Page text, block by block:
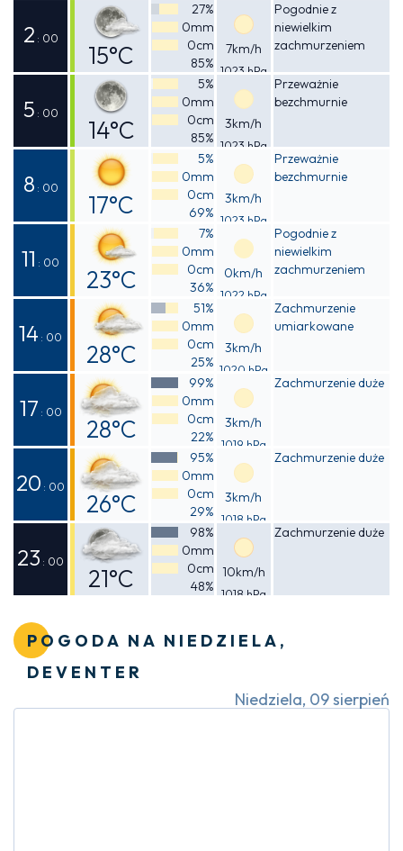
2 : 00
15°C
Odczuwalna
15°C
27%
0mm
0cm
85%
7km/h
1023 hPa
Pogodnie z
niewielkim
zachmurzeniem
5 : 00
14°C
Odczuwalna
14°C
5%
0mm
0cm
85%
3km/h
1023 hPa
Przeważnie
bezchmurnie
8 : 00
17°C
Odczuwalna
16°C
5%
0mm
0cm
69%
3km/h
1023 hPa
Przeważnie
bezchmurnie
11 : 00
23°C
Odczuwalna
23°C
7%
0mm
0cm
36%
0km/h
1022 hPa
Pogodnie z
niewielkim
zachmurzeniem
14 : 00
28°C
Odczuwalna
27°C
51%
0mm
0cm
25%
3km/h
1020 hPa
Zachmurzenie
umiarkowane
17 : 00
28°C
Odczuwalna
27°C
99%
0mm
0cm
22%
3km/h
1019 hPa
Zachmurzenie duże
20 : 00
26°C
Odczuwalna
25°C
95%
0mm
0cm
29%
3km/h
1018 hPa
Zachmurzenie duże
23 : 00
21°C
98%
0mm
0cm
48%
10km/h
1018 hPa
Zachmurzenie duże
POGODA NA NIEDZIELA,
DEVENTER
Niedziela, 09 sierpień